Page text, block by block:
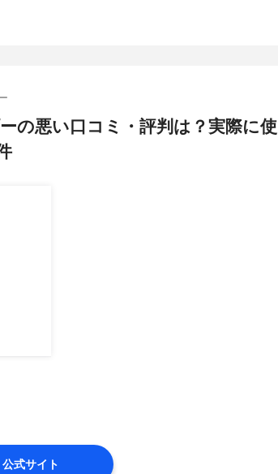
の悪い口コミ・評判は？実際に使
公式サイト